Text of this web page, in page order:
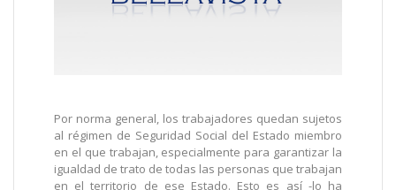
Por norma general, los trabajadores quedan sujetos
al régimen de Seguridad Social del Estado miembro
en el que trabajan, especialmente para garantizar la
igualdad de trato de todas las personas que trabajan
en el territorio de ese Estado. Esto es así -lo ha